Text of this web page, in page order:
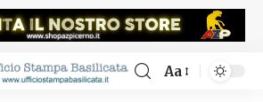
Aa